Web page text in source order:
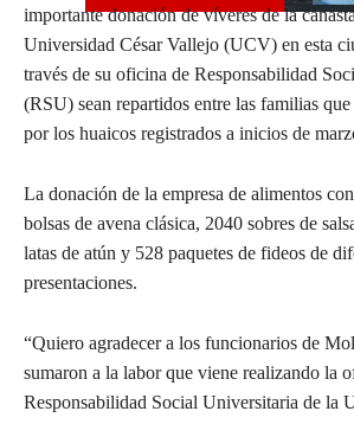
importante donación de víveres de la
Universidad César Vallejo (UCV) en esta
través de su oficina de Responsabilidad
(RSU) sean repartidos entre las familias
por los huaicos registrados a inicios de
La donación de la empresa de alimentos
bolsas de avena clásica, 2040 sobres de
latas de atún y 528 paquetes de fideos de
presentaciones.
“Quiero agradecer a los funcionarios de
sumaron a la labor que viene realizando la
Responsabilidad Social Universitaria de la